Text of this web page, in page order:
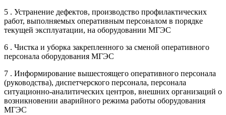
5 . Устранение дефектов, производство профилактических
работ, выполняемых оперативным персоналом в порядке
текущей эксплуатации, на оборудовании МГЭС
6 . Чистка и уборка закрепленного за сменой оперативного
персонала оборудования МГЭС
7 . Информирование вышестоящего оперативного персонала
(руководства), диспетчерского персонала, персонала
ситуационно-аналитических центров, внешних организаций о
возникновении аварийного режима работы оборудования
МГЭС